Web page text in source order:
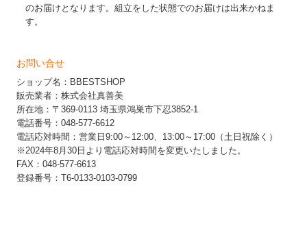
のお届けとなります。組立をした状態でのお届けは出来かねま
す。
お問い合せ
ショップ名：BBESTSHOP
販売業者：株式会社真善美
所在地：〒369-0113 埼玉県鴻巣市下忍3852-1
電話番号：048-577-6612
電話応対時間：営業日9:00～12:00、13:00～17:00（土日祝除く）
※2024年8月30日より電話応対時間を変更いたしました。
FAX：048-577-6613
登録番号：T6-0133-0103-0799